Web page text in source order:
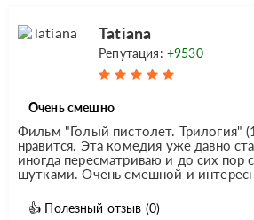
Tatiana
Репутация: +9530
Очень смешно
Фильм "Голый пистолет. Трилогия"
нравится. Эта комедия уже давно
иногда пересматриваю и до сих пор
шутками. Очень смешной и
👍 Полезный отзыв (0)